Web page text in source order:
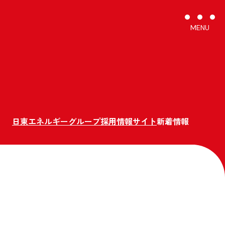
MENU
日東エネルギーグループ採用情報サイト新着情報